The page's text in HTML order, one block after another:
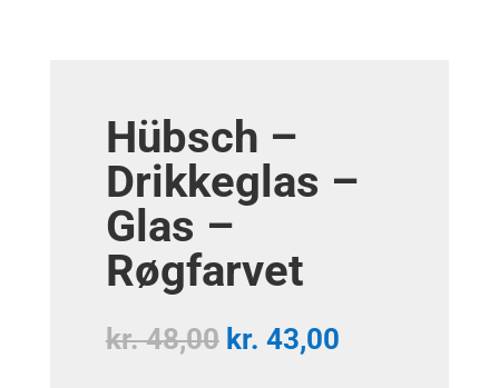
Hübsch –
Drikkeglas –
Glas –
Røgfarvet
kr.48,00 Den
oprindelige
kr. 43,00Den